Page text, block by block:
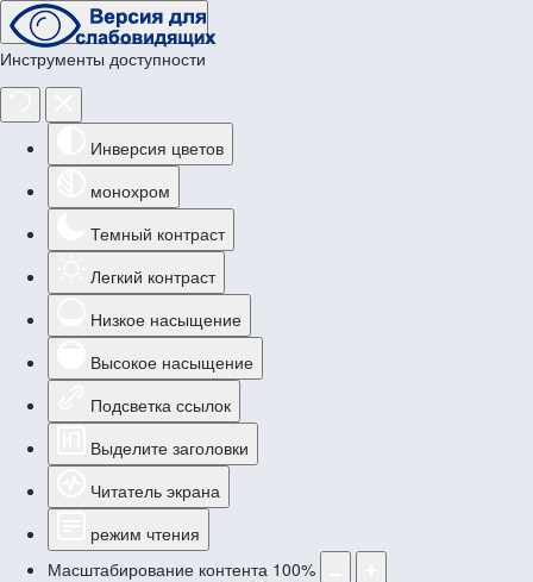
Инструменты доступности
Инверсия цветов
монохром
Темный контраст
Легкий контраст
Низкое насыщение
Высокое насыщение
Подсветка ссылок
Выделите заголовки
Читатель экрана
режим чтения
Масштабирование контента 100%